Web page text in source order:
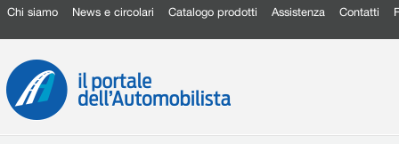
Chi siamo News e circolari Catalogo prodotti Assistenza Contatti